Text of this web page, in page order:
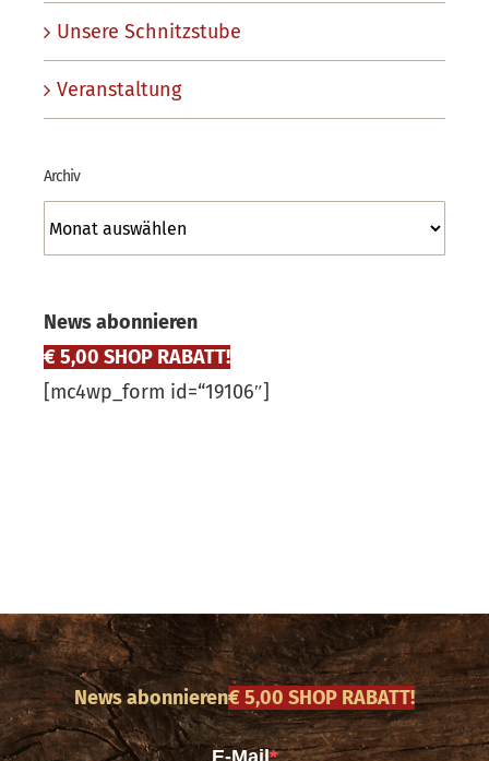
Unsere Schnitzstube
Veranstaltung
Archiv
Archiv
News abonnieren
€ 5,00 SHOP RABATT!
[mc4wp_form id=“19106″]
News abonnieren€ 5,00 SHOP RABATT!